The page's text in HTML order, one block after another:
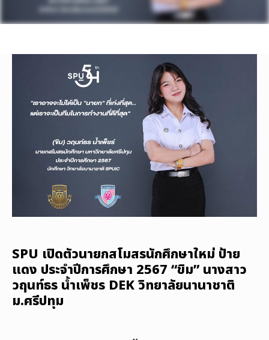
SPU เปิดตัวนายกสโมสรนักศึกษาใหม่ ป้าย
แดง ประจำปีการศึกษา 2567 “ขิม” นางสาว
วฤนท์ธร น้ำเพ็ชร DEK วิทยาลัยนานาชาติ
ม.ศรีปทุม